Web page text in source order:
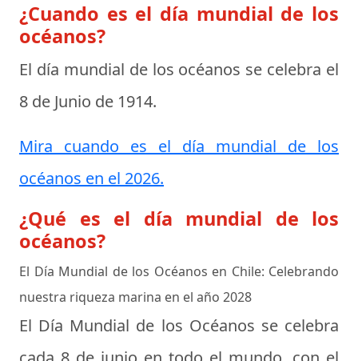
¿Cuando es el día mundial de los
océanos?
El día mundial de los océanos se celebra el
8 de Junio de 1914.
Mira cuando es el día mundial de los
océanos en el 2026.
¿Qué es el día mundial de los
océanos?
El Día Mundial de los Océanos en Chile: Celebrando
nuestra riqueza marina en el año 2028
El Día Mundial de los Océanos se celebra